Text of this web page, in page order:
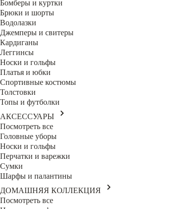
Бомберы и куртки
Брюки и шорты
Водолазки
Джемперы и свитеры
Кардиганы
Леггинсы
Носки и гольфы
Платья и юбки
Спортивные костюмы
Толстовки
Топы и футболки
АКСЕССУАРЫ
Посмотреть все
Головные уборы
Носки и гольфы
Перчатки и варежки
Сумки
Шарфы и палантины
ДОМАШНЯЯ КОЛЛЕКЦИЯ
Посмотреть все